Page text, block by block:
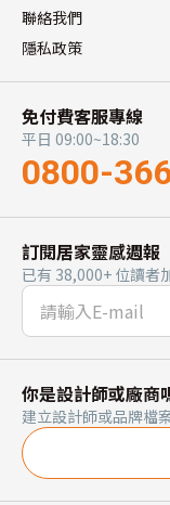
聯絡我們
隱私政策
免付費客服專線
平日 09:00~18:30
0800-
訂閱居家靈感週報
已有 38,000+ 位讀者
你是設計師或廠商
建立設計師或品牌檔